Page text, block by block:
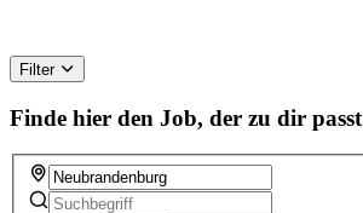
Filter
Finde hier den Job, der zu dir passt